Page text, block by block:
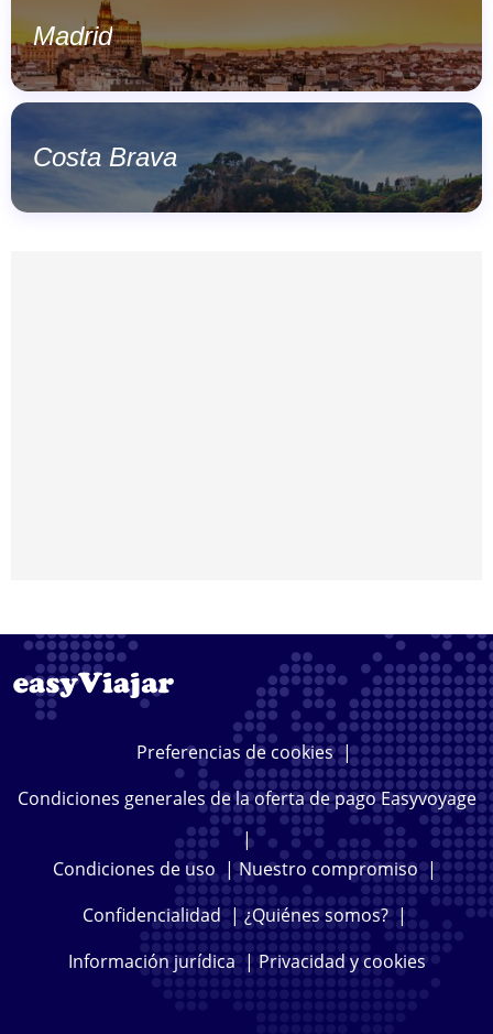
Madrid
Costa Brava
Preferencias de cookies|
Condiciones generales de la oferta de pago Easyvoyage
|
Condiciones de uso|Nuestro compromiso|
Confidencialidad|¿Quiénes somos?|
Información jurídica | Privacidad y cookies